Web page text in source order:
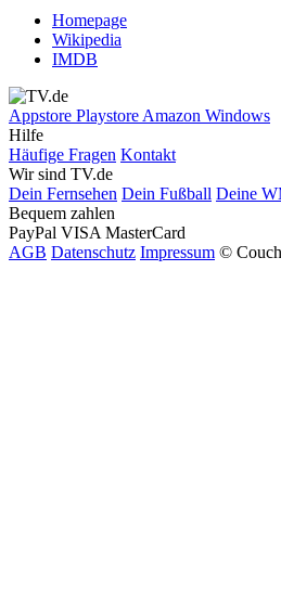
Homepage
Wikipedia
IMDB
Appstore Playstore Amazon Windows
Hilfe
Häufige Fragen Kontakt
Wir sind TV.de
Dein Fernsehen Dein Fußball Deine
Bequem zahlen
PayPal VISA MasterCard
AGB Datenschutz Impressum ©